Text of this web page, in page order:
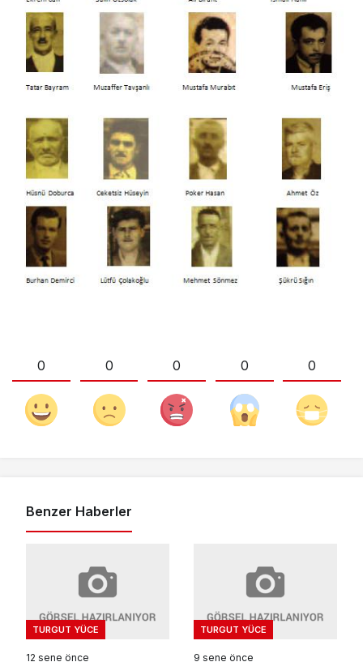
0 0 0 0 0
Benzer Haberler
TURGUT YÜCE
12 sene önce
TURGUT YÜCE
9 sene önce